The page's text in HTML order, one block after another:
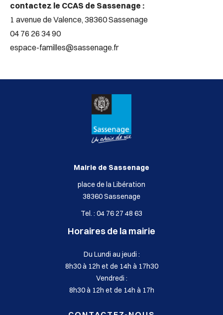
contactez le CCAS de Sassenage :
1 avenue de Valence, 38360 Sassenage
04 76 26 34 90
espace-familles@sassenage.fr
Mairie de Sassenage
place de la Libération
38360 Sassenage
Tel. : 04 76 27 48 63
Horaires de la mairie
Du Lundi au jeudi :
8h30 à 12h et de 14h à 17h30
Vendredi :
8h30 à 12h et de 14h à 17h